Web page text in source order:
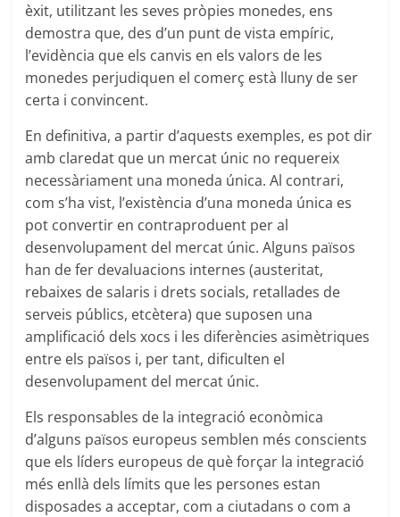
èxit, utilitzant les seves pròpies monedes, ens
demostra que, des d’un punt de vista empíric,
l’evidència que els canvis en els valors de les
monedes perjudiquen el comerç està lluny de ser
certa i convincent.
En definitiva, a partir d’aquests exemples, es pot dir
amb claredat que un mercat únic no requereix
necessàriament una moneda única. Al contrari,
com s’ha vist, l’existència d’una moneda única es
pot convertir en contraproduent per al
desenvolupament del mercat únic. Alguns països
han de fer devaluacions internes (austeritat,
rebaixes de salaris i drets socials, retallades de
serveis públics, etcètera) que suposen una
amplificació dels xocs i les diferències asimètriques
entre els països i, per tant, dificulten el
desenvolupament del mercat únic.
Els responsables de la integració econòmica
d’alguns països europeus semblen més conscients
que els líders europeus de què forçar la integració
més enllà dels límits que les persones estan
disposades a acceptar, com a ciutadans o com a